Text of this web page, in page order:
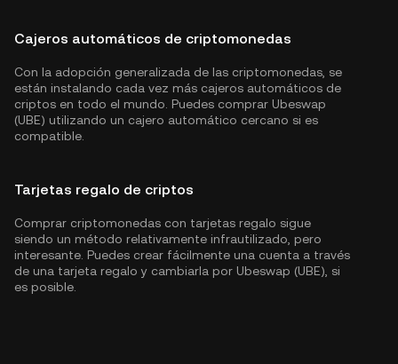
Cajeros automáticos de criptomonedas
Con la adopción generalizada de las criptomonedas, se
están instalando cada vez más cajeros automáticos de
criptos en todo el mundo. Puedes comprar Ubeswap
(UBE) utilizando un cajero automático cercano si es
compatible.
Tarjetas regalo de criptos
Comprar criptomonedas con tarjetas regalo sigue
siendo un método relativamente infrautilizado, pero
interesante. Puedes crear fácilmente una cuenta a través
de una tarjeta regalo y cambiarla por Ubeswap (UBE), si
es posible.